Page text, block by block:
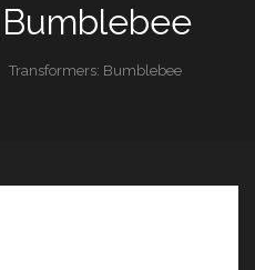
Transformers: Bumblebee